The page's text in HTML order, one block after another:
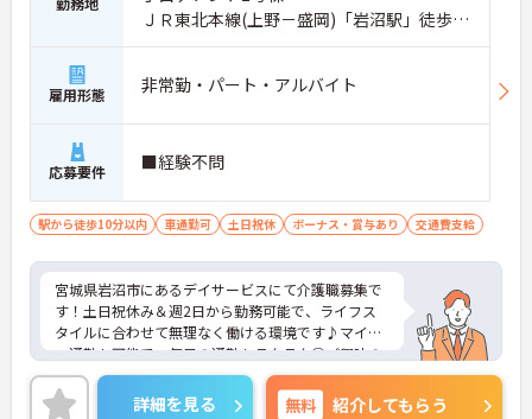
ＪＲ東北本線(上野－盛岡)「岩沼駅」徒歩7
分
雇用形態 非常勤・パート・アルバイト
応募要件 ■経験不問
駅から徒歩10分以内 車通勤可 土日祝休 ボーナス・賞与あり 交通費支給
宮城県岩沼市にあるデイサービスにて介護職募集で
す！土日祝休み＆週2日から勤務可能で、ライフス
タイルに合わせて無理なく働ける環境です♪マイカ
ー通勤も可能で、毎日の通勤もラクラク◎ご興味の
ある方には、面接対策ポイントなど、さらに詳細を
ご案内しますのでお気軽にご相談ください！
詳細を見る 無料 紹介してもらう